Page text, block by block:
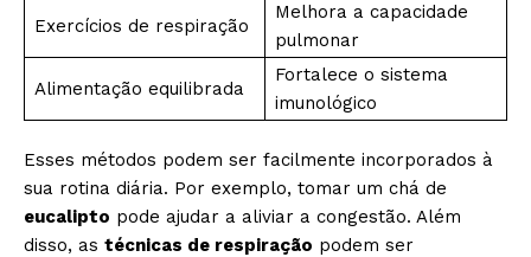
Exercícios de respiração
Melhora a capacidade
pulmonar
Alimentação equilibrada
Fortalece o sistema
imunológico
Esses métodos podem ser facilmente incorporados à
sua rotina diária. Por exemplo, tomar um chá de
eucalipto pode ajudar a aliviar a congestão. Além
disso, as técnicas de respiração podem ser